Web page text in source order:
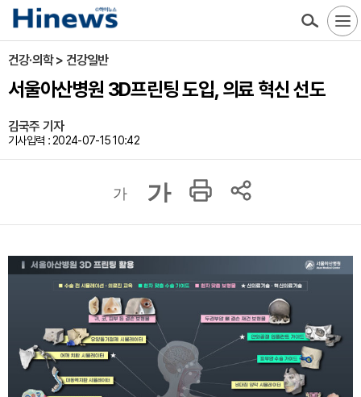
건강·의학 > 건강일반
서울아산병원 3D프린팅 도입, 의료 혁신 선도
김국주 기자
기사입력 : 2024-07-15 10:42
가 가